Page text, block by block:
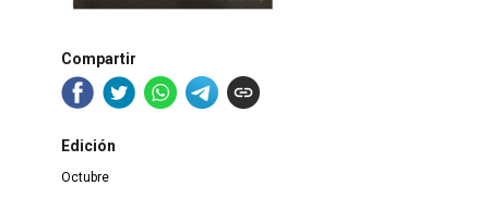
Compartir
Edición
Octubre